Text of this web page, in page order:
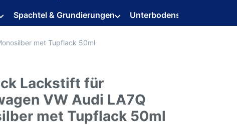
Spachtel & Grundierungen Unterbodenschutz / HV
met Tupflack 50ml
Lackstift für
VW Audi LA7Q
met Tupflack 50ml